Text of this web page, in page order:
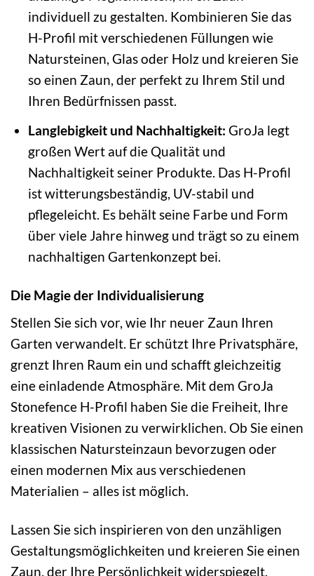
individuell zu gestalten. Kombinieren Sie das
H-Profil mit verschiedenen Füllungen wie
Natursteinen, Glas oder Holz und kreieren Sie
so einen Zaun, der perfekt zu Ihrem Stil und
Ihren Bedürfnissen passt.
Langlebigkeit und Nachhaltigkeit: GroJa legt
großen Wert auf die Qualität und
Nachhaltigkeit seiner Produkte. Das H-Profil
ist witterungsbeständig, UV-stabil und
pflegeleicht. Es behält seine Farbe und Form
über viele Jahre hinweg und trägt so zu einem
nachhaltigen Gartenkonzept bei.
Die Magie der Individualisierung
Stellen Sie sich vor, wie Ihr neuer Zaun Ihren
Garten verwandelt. Er schützt Ihre Privatsphäre,
grenzt Ihren Raum ein und schafft gleichzeitig
eine einladende Atmosphäre. Mit dem GroJa
Stonefence H-Profil haben Sie die Freiheit, Ihre
kreativen Visionen zu verwirklichen. Ob Sie einen
klassischen Natursteinzaun bevorzugen oder
einen modernen Mix aus verschiedenen
Materialien – alles ist möglich.
Lassen Sie sich inspirieren von den unzähligen
Gestaltungsmöglichkeiten und kreieren Sie einen
Zaun, der Ihre Persönlichkeit widerspiegelt.